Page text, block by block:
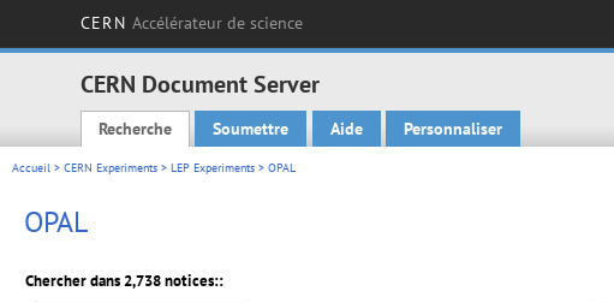
CERN Accélérateur de science
CERN Document Server
Main menu
Recherche Soumettre Aide Personnaliser
Accueil > CERN Experiments > LEP Experiments > OPAL
OPAL
Chercher dans 2,738 notices::